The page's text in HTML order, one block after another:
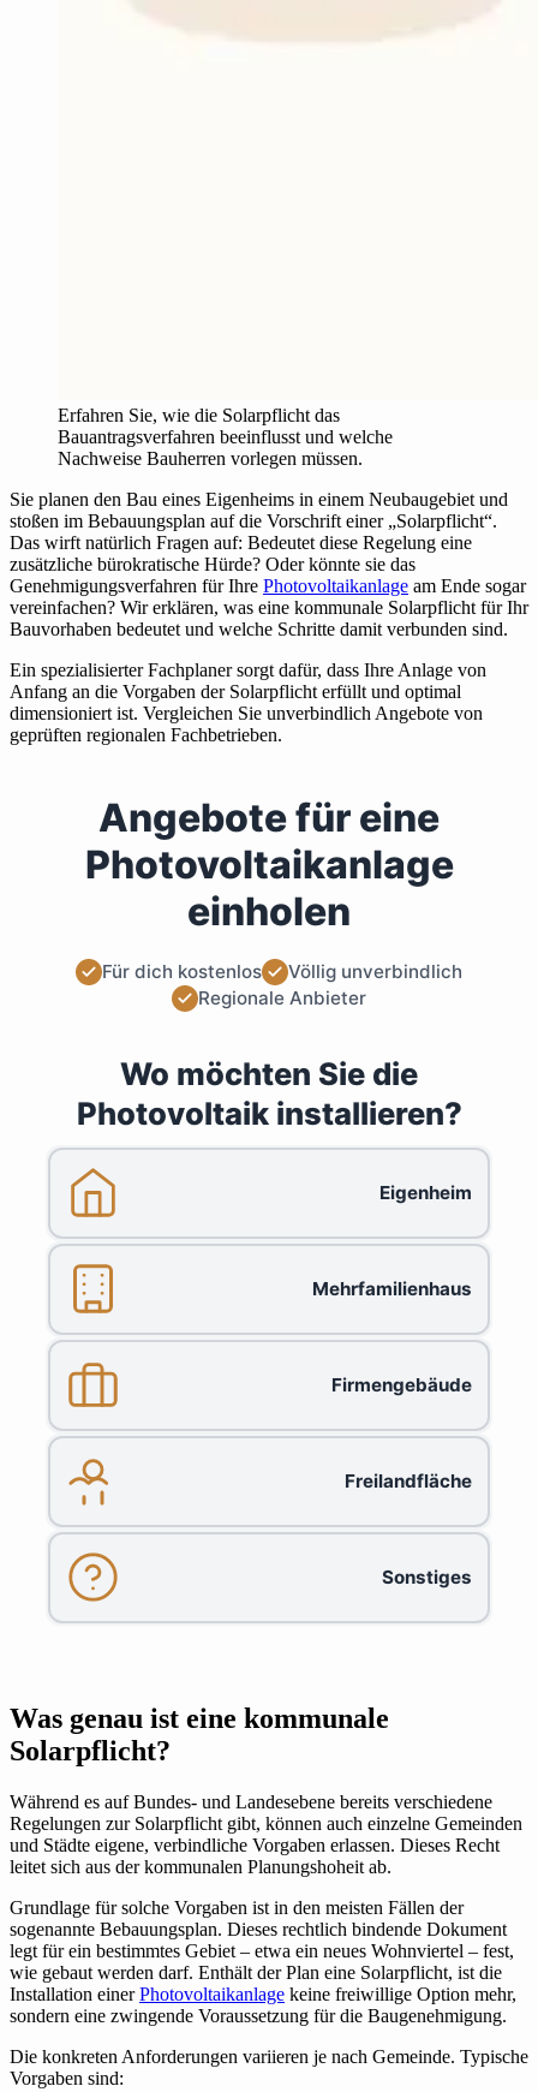
Erfahren Sie, wie die Solarpflicht das
Bauantragsverfahren beeinflusst und welche
Nachweise Bauherren vorlegen müssen.
Sie planen den Bau eines Eigenheims in einem Neubaugebiet und
stoßen im Bebauungsplan auf die Vorschrift einer „Solarpflicht“.
Das wirft natürlich Fragen auf: Bedeutet diese Regelung eine
zusätzliche bürokratische Hürde? Oder könnte sie das
Genehmigungsverfahren für Ihre Photovoltaikanlage am Ende sogar
vereinfachen? Wir erklären, was eine kommunale Solarpflicht für Ihr
Bauvorhaben bedeutet und welche Schritte damit verbunden sind.
Ein spezialisierter Fachplaner sorgt dafür, dass Ihre Anlage von
Anfang an die Vorgaben der Solarpflicht erfüllt und optimal
dimensioniert ist. Vergleichen Sie unverbindlich Angebote von
geprüften regionalen Fachbetrieben.
Angebote für eine
Photovoltaikanlage
einholen
Für dich kostenlos
Völlig unverbindlich
Regionale Anbieter
Wo möchten Sie die
Photovoltaik installieren?
Eigenheim
Mehrfamilienhaus
Firmengebäude
Freilandfläche
Sonstiges
Was genau ist eine kommunale
Solarpflicht?
Während es auf Bundes- und Landesebene bereits verschiedene
Regelungen zur Solarpflicht gibt, können auch einzelne Gemeinden
und Städte eigene, verbindliche Vorgaben erlassen. Dieses Recht
leitet sich aus der kommunalen Planungshoheit ab.
Grundlage für solche Vorgaben ist in den meisten Fällen der
sogenannte Bebauungsplan. Dieses rechtlich bindende Dokument
legt für ein bestimmtes Gebiet – etwa ein neues Wohnviertel – fest,
wie gebaut werden darf. Enthält der Plan eine Solarpflicht, ist die
Installation einerPhotovoltaikanlage keine freiwillige Option mehr,
sondern eine zwingende Voraussetzung für die Baugenehmigung.
Die konkreten Anforderungen variieren je nach Gemeinde. Typische
Vorgaben sind: